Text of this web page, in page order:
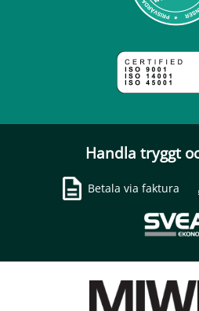
Handla tryggt
Betala via faktura